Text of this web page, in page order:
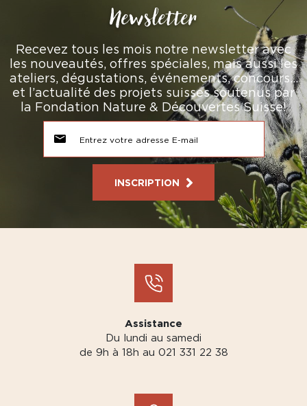
Newsletter
Recevez tous les mois notre newsletter avec
les nouveautés, offres spéciales, mais aussi les
ateliers, dégustations, événements, concours…
et l’actualité des projets suisses soutenus par
la Fondation Nature & Découvertes Suisse!
INSCRIPTION
Assistance
Du lundi au samedi
de 9h à 18h au 021 331 22 38